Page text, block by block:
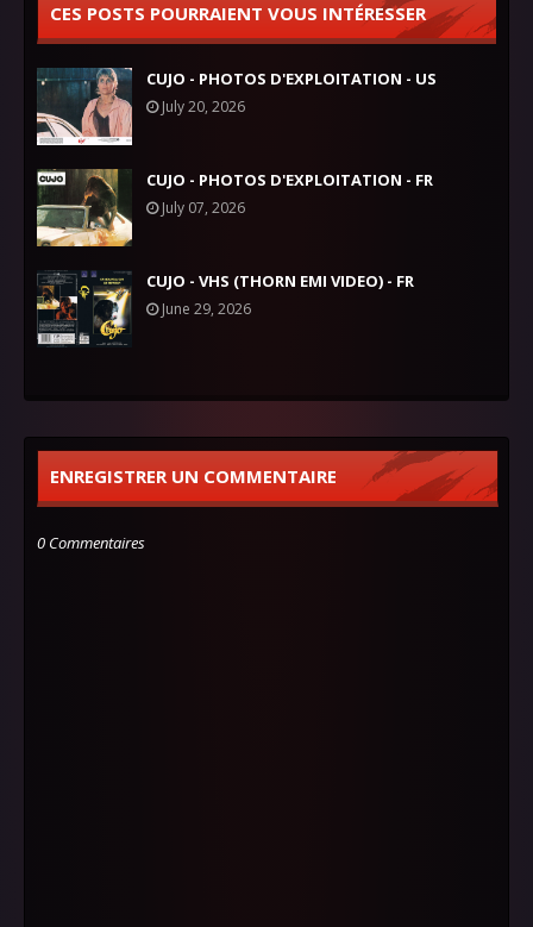
CES POSTS POURRAIENT VOUS INTÉRESSER
CUJO - PHOTOS D'EXPLOITATION - US
July 20, 2026
CUJO - PHOTOS D'EXPLOITATION - FR
July 07, 2026
CUJO - VHS (THORN EMI VIDEO) - FR
June 29, 2026
ENREGISTRER UN COMMENTAIRE
0 Commentaires